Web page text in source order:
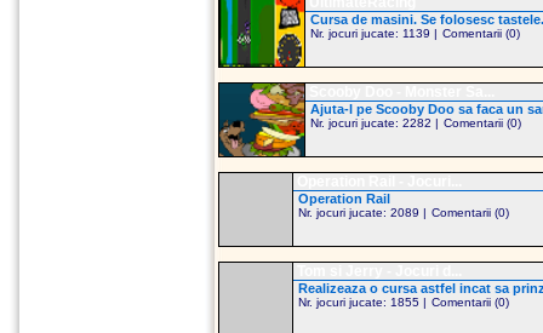
Cursa de masini. Se folosesc tastele.
Nr. jocuri jucate: 1139 | Comentarii (0)
Ajuta-l pe Scooby Doo sa faca un
Nr. jocuri jucate: 2282 | Comentarii (0)
Operation Rail
Nr. jocuri jucate: 2089 | Comentarii (0)
Realizeaza o cursa astfel incat sa
Nr. jocuri jucate: 1855 | Comentarii (0)